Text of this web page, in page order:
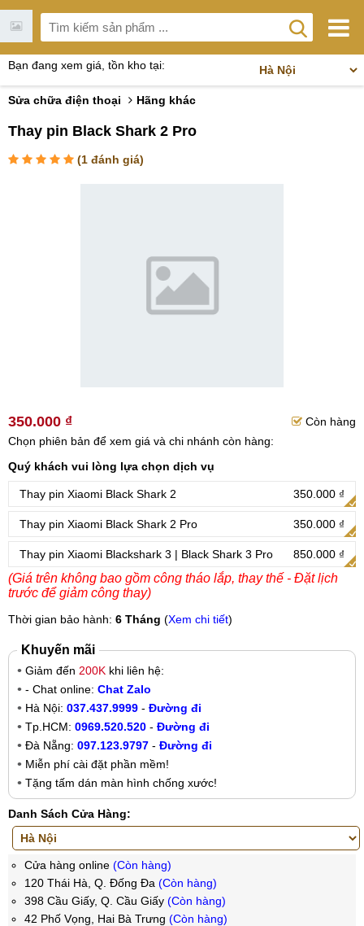
Bạn đang xem giá, tồn kho tại:
Sửa chữa điện thoại Hãng khác
Thay pin Black Shark 2 Pro
(1 đánh giá)
350.000 ₫
Còn hàng
Chọn phiên bản để xem giá và chi nhánh còn hàng:
Quý khách vui lòng lựa chọn dịch vụ
Thay pin Xiaomi Black Shark 2 350.000 ₫
Thay pin Xiaomi Black Shark 2 Pro 350.000 ₫
Thay pin Xiaomi Blackshark 3 | Black Shark 3 Pro 850.000 ₫
(Giá trên không bao gồm công tháo lắp, thay thế - Đặt lịch
trước để giảm công thay)
Thời gian bảo hành: 6 Tháng (Xem chi tiết)
Khuyến mãi
Giảm đến 200K khi liên hệ:
- Chat online: Chat Zalo
Hà Nội: 037.437.9999 - Đường đi
Tp.HCM: 0969.520.520 - Đường đi
Đà Nẵng: 097.123.9797 - Đường đi
Miễn phí cài đặt phần mềm!
Tặng tấm dán màn hình chống xước!
Danh Sách Cửa Hàng:
Cửa hàng online (Còn hàng)
120 Thái Hà, Q. Đống Đa (Còn hàng)
398 Cầu Giấy, Q. Cầu Giấy (Còn hàng)
42 Phố Vọng, Hai Bà Trưng (Còn hàng)